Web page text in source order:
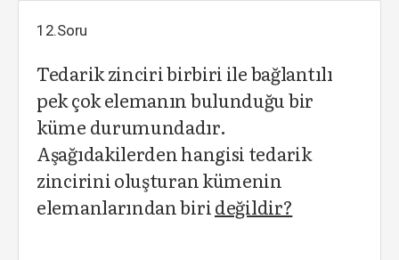
12.Soru
Tedarik zinciri birbiri ile bağlantılı
pek çok elemanın bulunduğu bir
küme durumundadır.
Aşağıdakilerden hangisi tedarik
zincirini oluşturan kümenin
elemanlarından birideğildir?